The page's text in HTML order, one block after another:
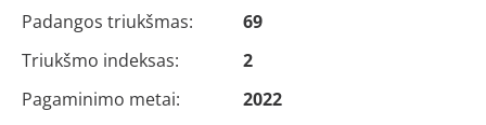
Padangos triukšmas:
69
Triukšmo indeksas:
2
Pagaminimo metai:
2022